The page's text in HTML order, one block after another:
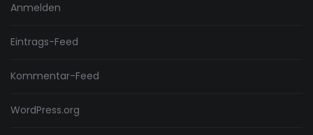
Anmelden
Eintrags-Feed
Kommentar-Feed
WordPress.org